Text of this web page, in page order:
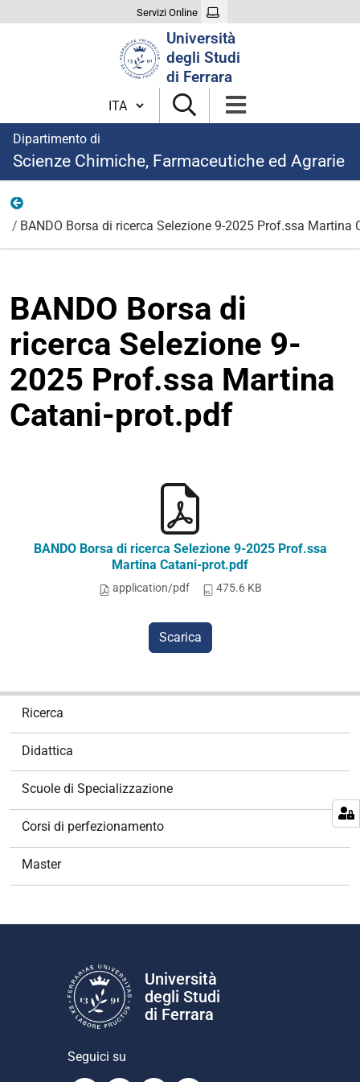
Servizi Online
Università
degli Studi
di Ferrara
Cambia lingua
Dipartimento di
Scienze Chimiche, Farmaceutiche ed Agrarie
BANDO Borsa di ricerca Selezione 9-2025 Prof.ssa Martina
BANDO Borsa di
ricerca Selezione 9-
2025 Prof.ssa Martina
Catani-prot.pdf
BANDO Borsa di ricerca Selezione 9-2025 Prof.ssa
Martina Catani-prot.pdf
application/pdf 475.6 KB
Scarica
Ricerca
Didattica
Scuole di Specializzazione
Corsi di perfezionamento
Master
Università
degli Studi
di Ferrara
Seguici su